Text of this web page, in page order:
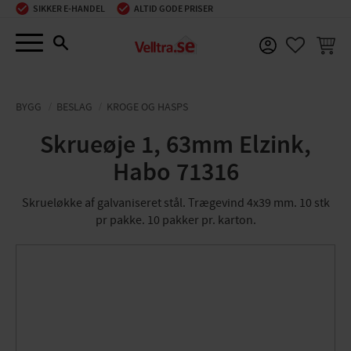
Menu
SIKKER E-HANDEL ALTID GODE PRISER
BYGG BESLAG KROGE OG HASPS
Skrueøje 1, 63mm Elzink,
Habo 71316
Skrueløkke af galvaniseret stål. Trægevind 4x39 mm. 10 stk
pr pakke. 10 pakker pr. karton.